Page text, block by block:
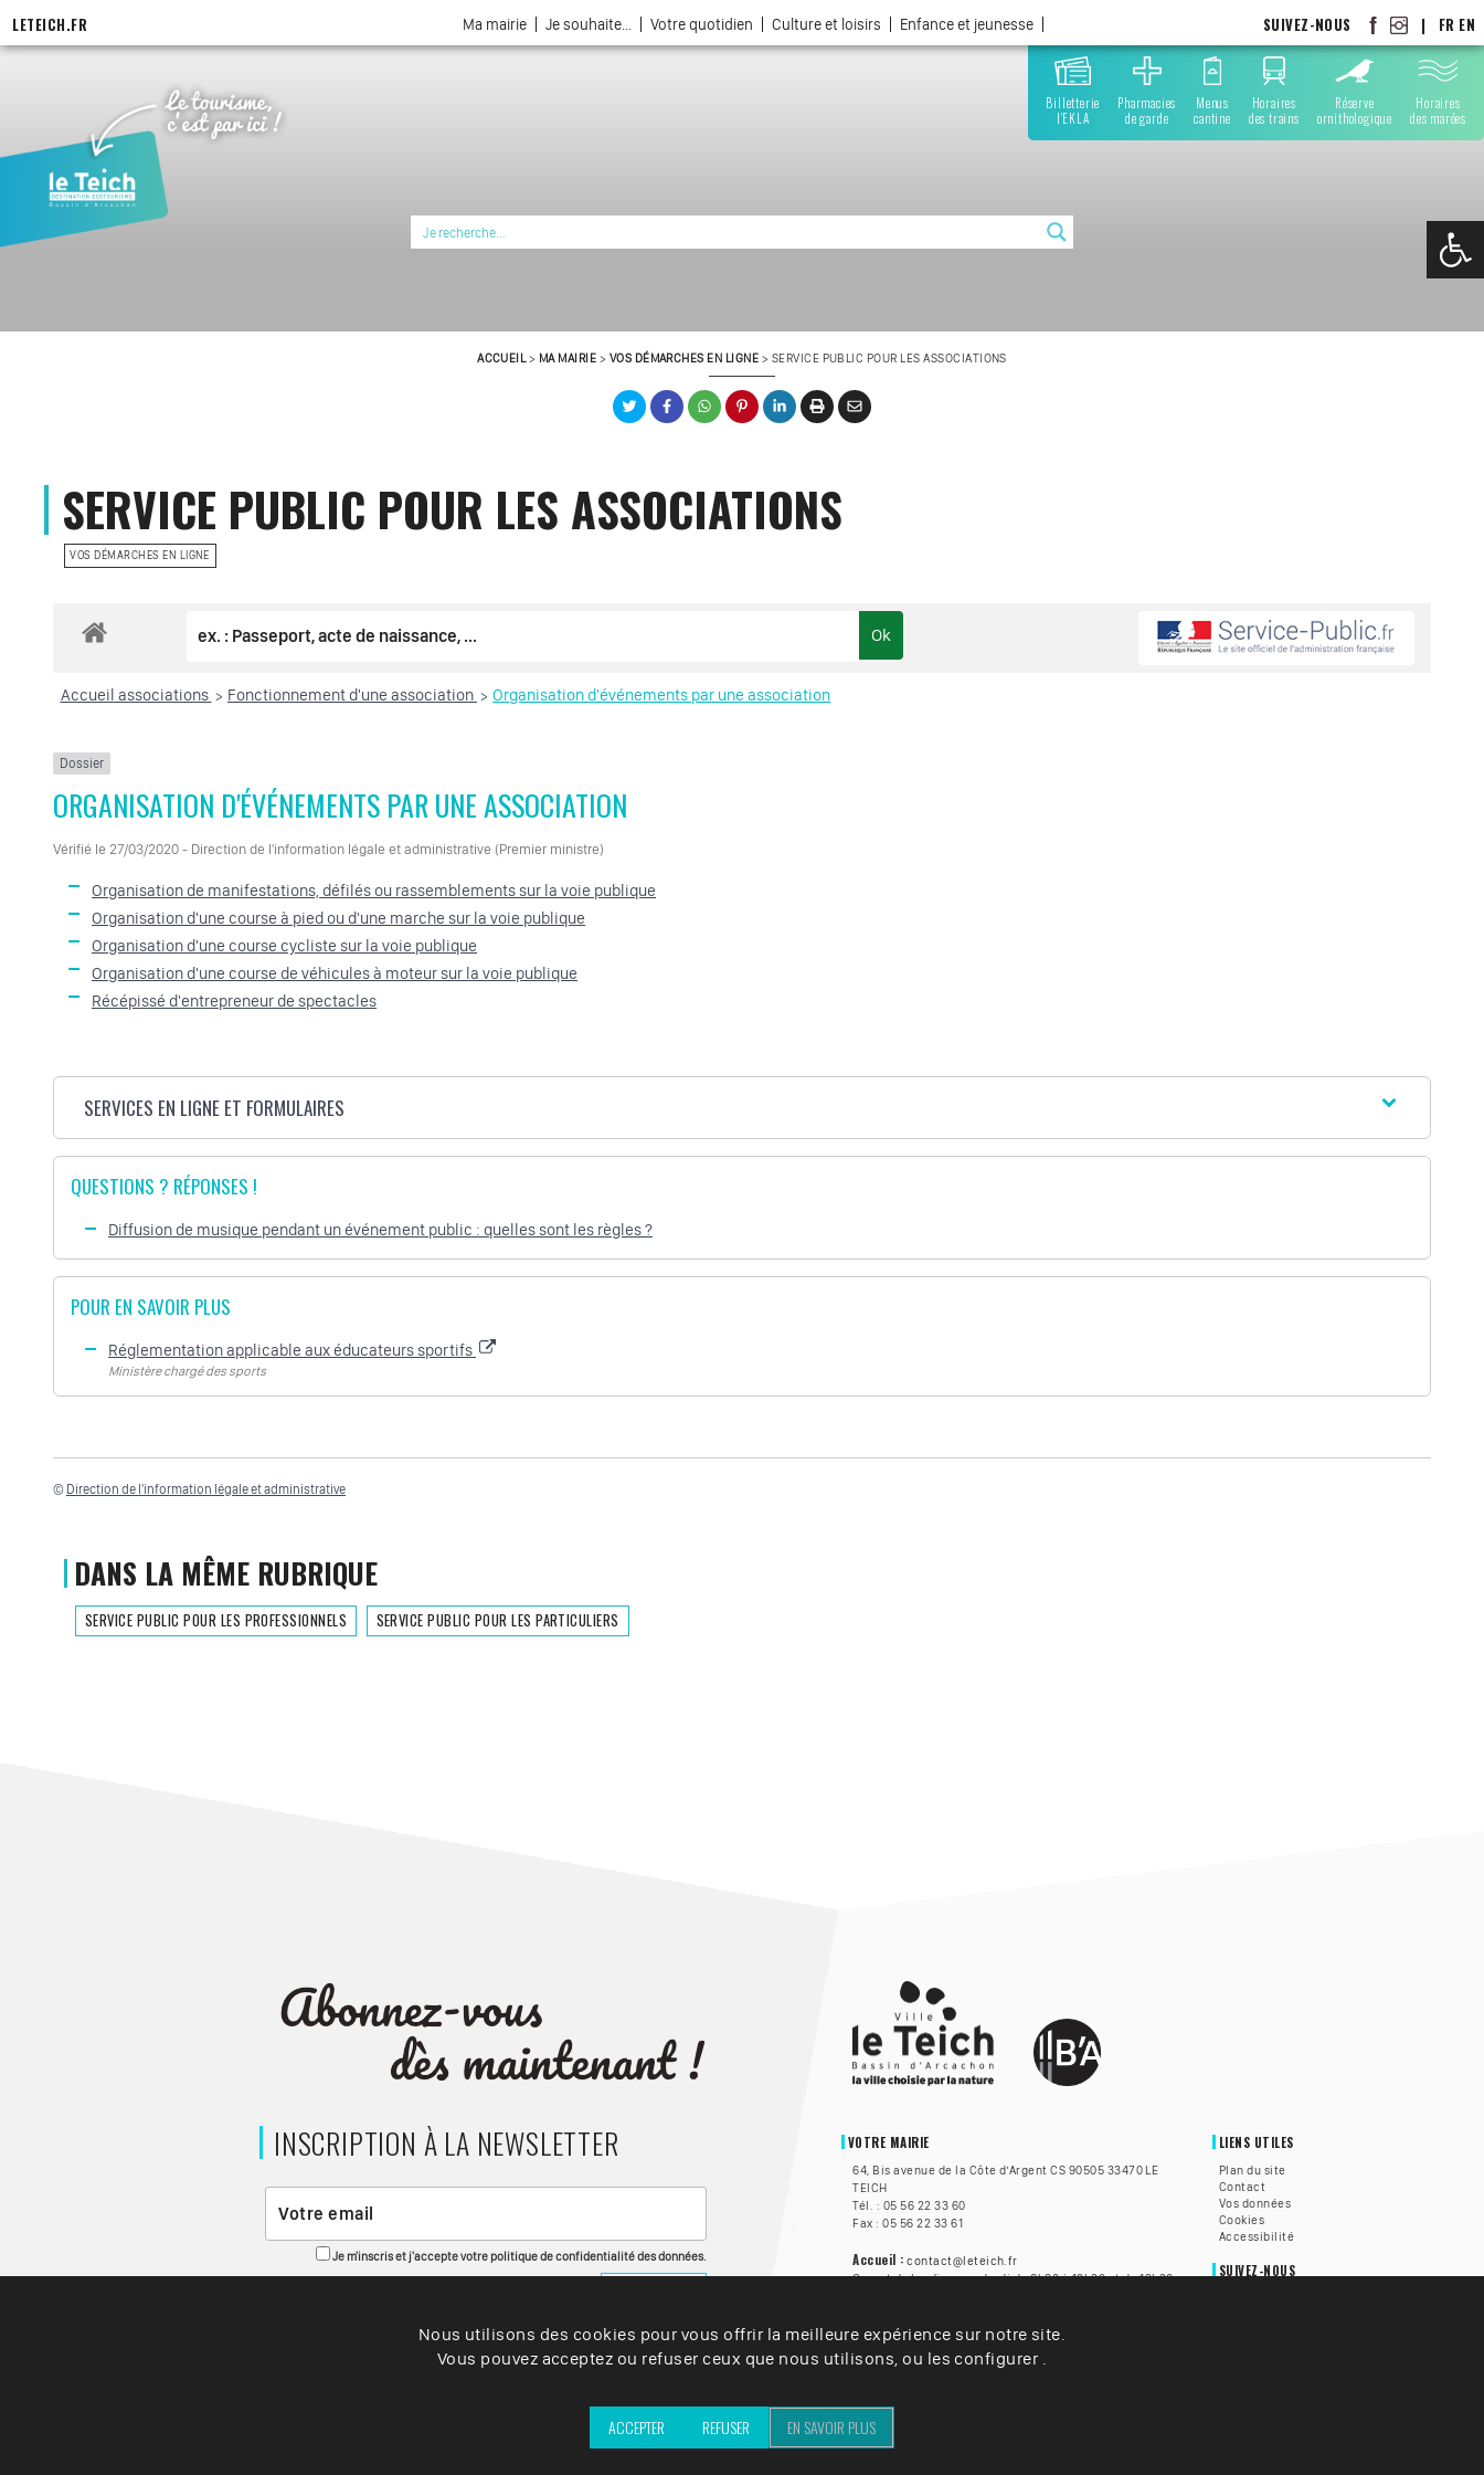
au
LETEICH.FR Ma mairie Je souhaite... Votre quotidien Culture et loisirs Enfance et jeunesse SUIVEZ-NOUS | FR EN
Billetterie
l'EKLA
Pharmacies
de garde
Menus
cantine
Horaires
des trains
Réserve
ornithologique
Horaires
des marées
ACCUEIL> MA MAIRIE > VOS DÉMARCHES EN LIGNE > SERVICE PUBLIC POUR LES ASSOCIATIONS
SERVICE PUBLIC POUR LES ASSOCIATIONS
VOS DÉMARCHES EN LIGNE
Accueil associations > Fonctionnement d'une association > Organisation d'événements par une association
Dossier
ORGANISATION D'ÉVÉNEMENTS PAR UNE ASSOCIATION
Vérifié le 27/03/2020 - Direction de l'information légale et administrative (Premier ministre)
Organisation de manifestations, défilés ou rassemblements sur la voie publique
Organisation d'une course à pied ou d'une marche sur la voie publique
Organisation d'une course cycliste sur la voie publique
Organisation d'une course de véhicules à moteur sur la voie publique
Récépissé d'entrepreneur de spectacles
SERVICES EN LIGNE ET FORMULAIRES
QUESTIONS ? RÉPONSES !
Diffusion de musique pendant un événement public : quelles sont les règles ?
POUR EN SAVOIR PLUS
Réglementation applicable aux éducateurs sportifs
Ministère chargé des sports
© Direction de l'information légale et administrative
DANS LA MÊME RUBRIQUE
SERVICE PUBLIC POUR LES PROFESSIONNELS SERVICE PUBLIC POUR LES PARTICULIERS
INSCRIPTION À LA NEWSLETTER
Je m'inscris et j'accepte votre politique de confidentialité des données.
VOTRE MAIRIE
64, Bis avenue de la Côte d’Argent CS 90505 33470 LE
TEICH
Tél. : 05 56 22 33 60
Fax : 05 56 22 33 61
Accueil : contact@leteich.fr
Ouvert du lundi au vendredi de 8h30 à 12h30 et de 13h30
🦻 Accessibilité :La Ville du Teich est accessible aux
personnes sourdes ou malentendantes grâce à la
solution Acceo. Cliquez ICIpour être mis en relation
LIENS UTILES
Plan du site
Contact
Vos données
Cookies
Accessibilité
SUIVEZ-NOUS
Nous utilisons des cookies pour vous offrir la meilleure expérience sur notre site.
Vous pouvez acceptez ou refuser ceux que nous utilisons, ou les configurer .
ACCEPTER REFUSER EN SAVOIR PLUS
Ouvrir